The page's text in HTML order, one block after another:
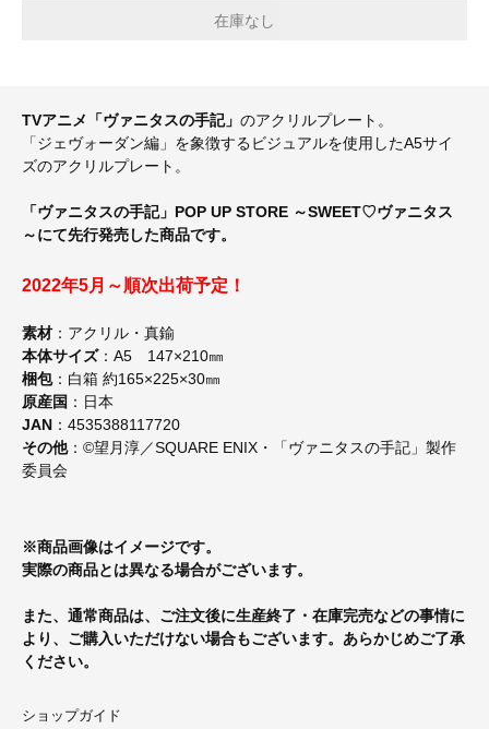
TVアニメ「ヴァニタスの手記」 のアクリルプレート。
「ジェヴォーダン編」を象徴するビジュアルを使用したA5サイ
ズのアクリルプレート。
「ヴァニタスの手記」POP UP STORE ～SWEET♡ヴァニタス
～にて先行発売した商品です。
2022年5月～順次出荷予定！
素材 ：アクリル・真鍮
本体サイズ：A5 147×210㎜
梱包：白箱 約165×225×30㎜
原産国 ：日本
JAN ：4535388117720
その他：©望月淳／SQUARE ENIX・「ヴァニタスの手記」製作
委員会
※商品画像はイメージです。
実際の商品とは異なる場合がございます。
また、通常商品は、ご注文後に生産終了・在庫完売などの事情に
より、ご購入いただけない場合もございます。あらかじめご了承
ください。
ショップガイド